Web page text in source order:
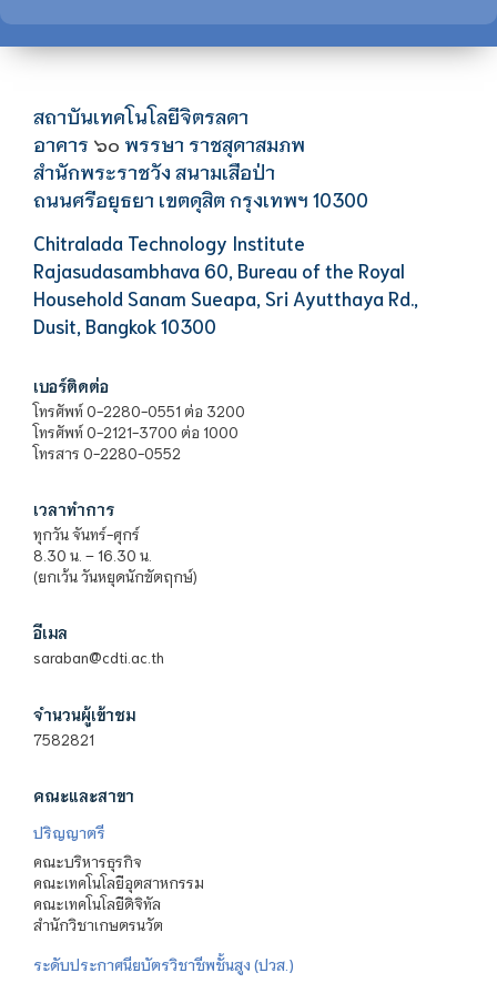
สถาบันเทคโนโลยีจิตรลดา
อาคาร ๖๐ พรรษา ราชสุดาสมภพ
สำนักพระราชวัง สนามเสือป่า
ถนนศรีอยุธยา เขตดุสิต กรุงเทพฯ 10300
Chitralada Technology Institute
Rajasudasambhava 60, Bureau of the Royal
Household Sanam Sueapa, Sri Ayutthaya Rd.,
Dusit, Bangkok 10300
เบอร์ติดต่อ
โทรศัพท์ 0-2280-0551 ต่อ 3200
โทรศัพท์ 0-2121-3700 ต่อ 1000
โทรสาร 0-2280-0552
เวลาทำการ
ทุกวัน จันทร์-ศุกร์
8.30 น. – 16.30 น.
(ยกเว้น วันหยุดนักขัตฤกษ์)
อีเมล
saraban@cdti.ac.th
จำนวนผู้เข้าชม
7582821
คณะและสาขา
ปริญญาตรี
คณะบริหารธุรกิจ
คณะเทคโนโลยีอุตสาหกรรม
คณะเทคโนโลยีดิจิทัล
สำนักวิชาเกษตรนวัต
ระดับประกาศนียบัตรวิชาชีพชั้นสูง (ปวส.)